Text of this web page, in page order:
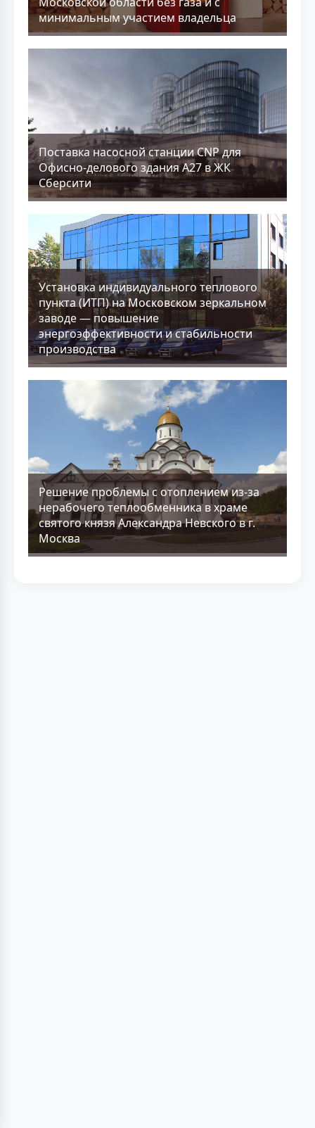
минимальным участием владельца
Поставка насосной станции CNP для
Офисно-делового здания А27 в ЖК
Сберсити
Установка индивидуального теплового
пункта (ИТП) на Московском зеркальном
заводе — повышение
энергоэффективности и стабильности
производства
Решение проблемы с отоплением из-за
нерабочего теплообменника в храме
святого князя Александра Невского в г.
Москва